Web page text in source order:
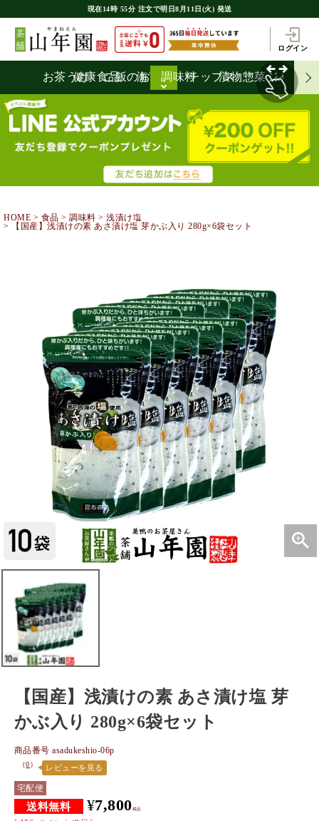
現在14時 55分 注文で明日8月11日(火) 発送
ログイン
お茶うけ健康食品ご飯のお供
海苔 調味料チップス
漬物惣菜ジャム
HOME 食品 調味料
浅漬け塩
【国産】浅漬けの素 あさ漬け塩 芽かぶ入り 280g×6袋セット
【国産】浅漬けの素 あさ漬け塩 芽
かぶ入り 280g×6袋セット
商品番号 asadukeshio-06p
（0） レビューを見る
宅配便
¥7,800税込